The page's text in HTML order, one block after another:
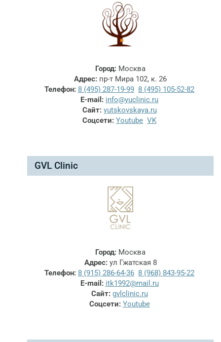
Город: Москва
Адрес: пр-т Мира 102, к. 26
Телефон: 8 (495) 287-19-99 8 (495) 105-52-82
E-mail: info@yuclinic.ru
Сайт: yutskovskaya.ru
Соцсети: Youtube VK
GVL Clinic
Город: Москва
Адрес:ул Гжатская 8
Телефон: 8 (915) 286-64-36 8 (968) 843-95-22
E-mail: itk1992@mail.ru
Сайт: gvlclinic.ru
Соцсети: Youtube